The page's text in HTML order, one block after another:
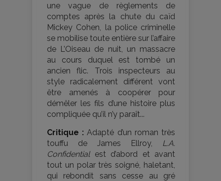
une vague de règlements de
comptes après la chute du caïd
Mickey Cohen, la police criminelle
se mobilise toute entière sur l’affaire
de L’Oiseau de nuit, un massacre
au cours duquel est tombé un
ancien flic. Trois inspecteurs au
style radicalement différent vont
être amenés à coopérer pour
démêler les fils d’une histoire plus
compliquée qu’il n’y paraît...
Critique : Adapté d’un roman très
touffu de James Ellroy,
L.A.
Confidentialest d’abord et avant
tout un polar très soigné, haletant,
qui rebondit sans cesse au gré